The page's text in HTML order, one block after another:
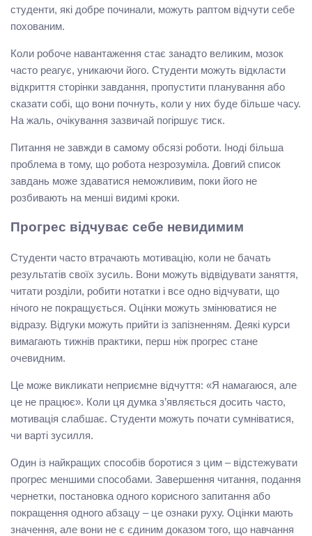
студенти, які добре починали, можуть раптом відчути себе
похованим.
Коли робоче навантаження стає занадто великим, мозок
часто реагує, уникаючи його. Студенти можуть відкласти
відкриття сторінки завдання, пропустити планування або
сказати собі, що вони почнуть, коли у них буде більше часу.
На жаль, очікування зазвичай погіршує тиск.
Питання не завжди в самому обсязі роботи. Іноді більша
проблема в тому, що робота незрозуміла. Довгий список
завдань може здаватися неможливим, поки його не
розбивають на менші видимі кроки.
Прогрес відчуває себе невидимим
Студенти часто втрачають мотивацію, коли не бачать
результатів своїх зусиль. Вони можуть відвідувати заняття,
читати розділи, робити нотатки і все одно відчувати, що
нічого не покращується. Оцінки можуть змінюватися не
відразу. Відгуки можуть прийти із запізненням. Деякі курси
вимагають тижнів практики, перш ніж прогрес стане
очевидним.
Це може викликати неприємне відчуття: «Я намагаюся, але
це не працює». Коли ця думка з’являється досить часто,
мотивація слабшає. Студенти можуть почати сумніватися,
чи варті зусилля.
Один із найкращих способів боротися з цим – відстежувати
прогрес меншими способами. Завершення читання, подання
чернетки, постановка одного корисного запитання або
покращення одного абзацу – це ознаки руху. Оцінки мають
значення, але вони не є єдиним доказом того, що навчання